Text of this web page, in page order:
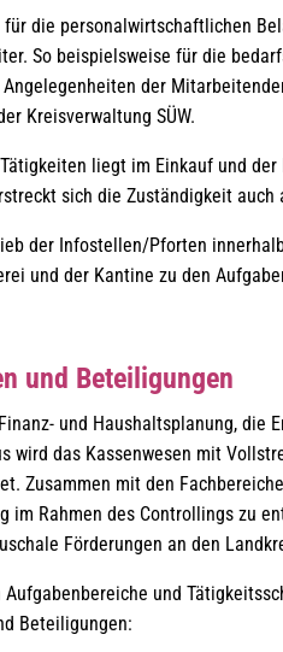
die personalwirtschaftlichen
So beispielsweise für die
der
Kreisverwaltung SÜW.
liegt im Einkauf und
sich die Zuständigkeit auch
der Infostellen/Pforten
und der Kantine zu den
und Beteiligungen
und Haushaltsplanung, die
wird das Kassenwesen mit
Zusammen mit den
im Rahmen des Controllings zu
Förderungen an den
und
Beteiligungen: